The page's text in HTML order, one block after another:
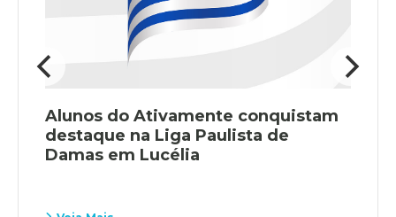
Ativamente conquistam
na Liga Paulista de
Lucélia